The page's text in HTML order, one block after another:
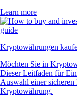
Learn more
Kryptowährungen
Möchten Sie in
Dieser Leitfaden für
Auswahl einer
Kryptowährung.